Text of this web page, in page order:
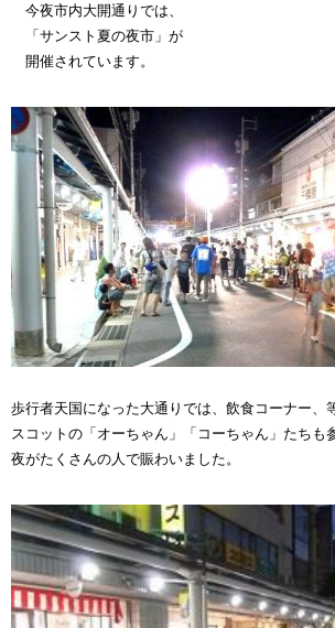
今夜市内大開通りでは、
「サンスト夏の夜市」が
開催されています。
歩行者天国になった大通りでは、飲食コーナー、
スコットの「オーちゃん」「コーちゃん」たちも
夜がたくさんの人で賑わいました。